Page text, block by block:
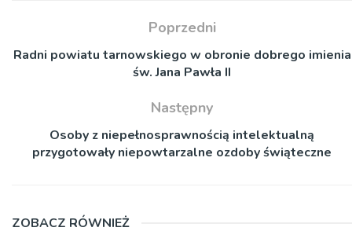
Poprzedni
Radni powiatu tarnowskiego w obronie dobrego imienia
św. Jana Pawła II
Następny
Osoby z niepełnosprawnością intelektualną
przygotowały niepowtarzalne ozdoby świąteczne
ZOBACZ RÓWNIEŻ